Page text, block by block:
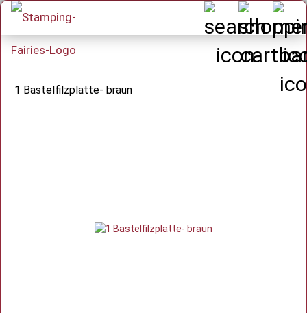
1 Bastelfilzplatte- braun